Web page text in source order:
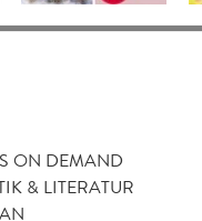
ON DEMAND
& LITERATUR